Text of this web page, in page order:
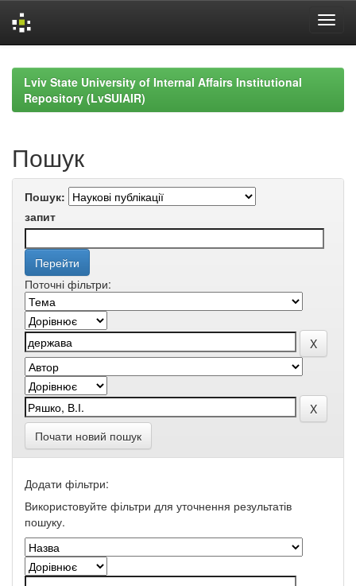
navigationLviv State University of Internal Affairs Institutional
Repository (LvSUIAIR)
Пошук
Пошук:
запит
Поточні фільтри:
Почати новий пошук
Додати фільтри:
Використовуйте фільтри для уточнення результатів
пошуку.